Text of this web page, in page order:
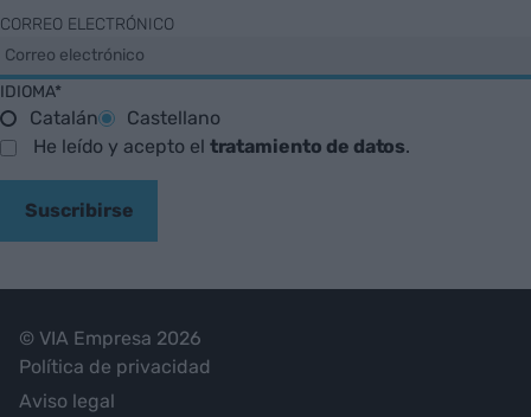
CORREO ELECTRÓNICO
IDIOMA*
Catalán
Castellano
He leído y acepto el tratamiento de datos.
Suscribirse
© VIA Empresa 2026
Política de privacidad
Aviso legal